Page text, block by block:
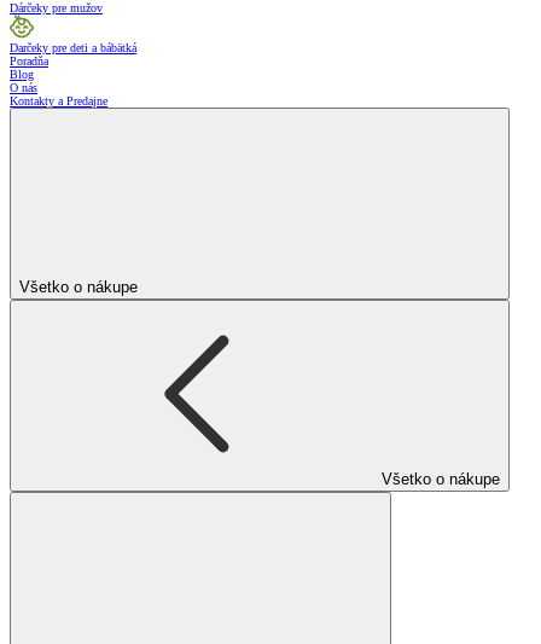
Dárčeky pre mužov
Darčeky pre deti a bábätká
Poradňa
Blog
O nás
Kontakty a Predajne
Všetko o nákupe
Všetko o nákupe